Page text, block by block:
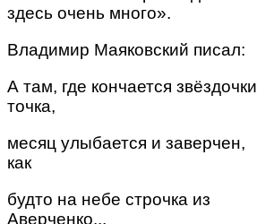
здесь очень много».
Владимир Маяковский писал:
А там, где кончается звёздочки
точка,
месяц улыбается и заверчен,
как
будто на небе строчка из
Аверченко...